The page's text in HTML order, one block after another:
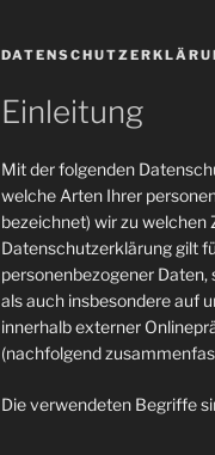
Einleitung
Mit der folgenden
welche Arten Ihrer
bezeichnet) wir zu
Datenschutzerklärung gilt
personenbezogener
als auch insbesondere auf
innerhalb externer
(nachfolgend
Die verwendeten Begriffe